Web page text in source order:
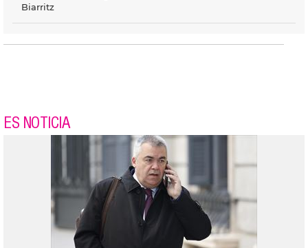
Biarritz
ES NOTICIA